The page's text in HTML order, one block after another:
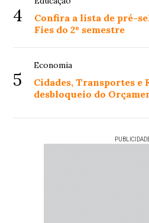
4
Confira a lista de pré-
Fies do 2º semestre
5
Economia
Cidades, Transportes e
desbloqueio do